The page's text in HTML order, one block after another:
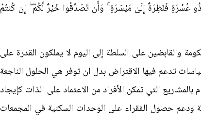
عُسْرَةٍ فَنَظِرَةٌ إِلَىٰ مَيْسَرَةٍ ۚ وَأَن تَصَدَّقُوا خَيْرٌ لَّكُمْ ۖ إِن كُنتُمْ
والقابضين على السلطة إلى اليوم لا يملكون القدرة على
تدعم فيها الاقتراض بدل ان توفر هي الحلول الناجعة
بالمشاريع التي تمكن الأفراد من الاعتماد على الذات كإيجاد
ودعم حصول الفقراء على الوحدات السكنية في المجمعات